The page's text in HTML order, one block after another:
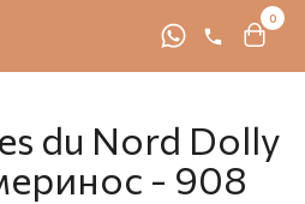
0
du Nord Dolly
- 908